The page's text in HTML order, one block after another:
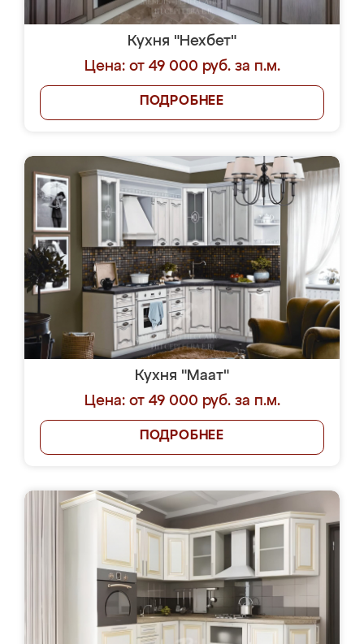
Кухня "Нехбет"
Цена: от 49 000 руб. за п.м.
ПОДРОБНЕЕ
Кухня "Маат"
Цена: от 49 000 руб. за п.м.
ПОДРОБНЕЕ